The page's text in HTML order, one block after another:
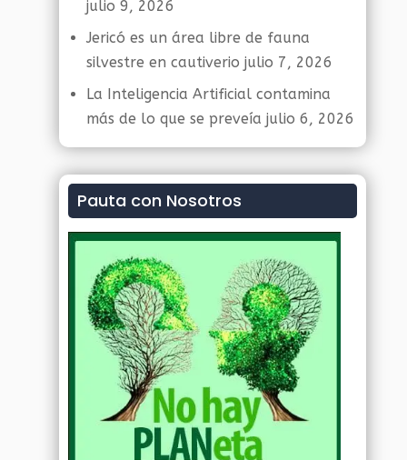
julio 9, 2026
Jericó es un área libre de fauna
silvestre en cautiverio julio 7, 2026
La Inteligencia Artificial contamina
más de lo que se preveía julio 6, 2026
Pauta con Nosotros